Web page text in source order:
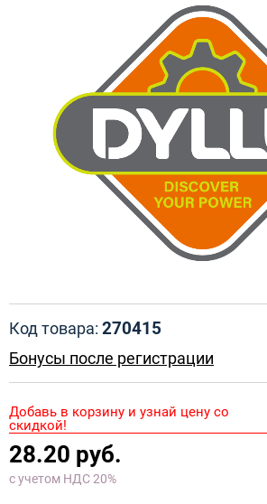
Код товара: 270415
Бонусы после регистрации
Добавь в корзину и узнай цену со
скидкой!
28.20 руб.
с учетом НДС 20%